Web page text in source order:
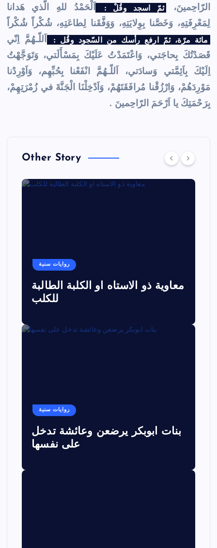
الرّاحِمينَ، ثمّ اسجد وقُلْ :
اَلْحَمْدُ للهِِ الَّذي هَدانا
لِمَعْرِفَتِهِ، وَخَصَّنا بِوِلايَتِهِ، وَوَفَّقَنا لِطاعَتِهِ، شُكْراً شُكْراً
مائة مرّة، ثمّ ارفع رأسك من السّجود وقُل :
اَللّـهُمَّ اِنّي
قَصَدْتُكَ بِحاجَتي، وَاعْتَمَدْتُ عَلَيْكَ بِمَسْأَلَتي، وَتَوَجَّهْتُ
اِلَيْكَ بِاَئِمَّتي وَسادَتي، اَللّـهُمَّ انْفَعْنا بِحُبِّهِم، وَاَوْرِدْنا
مَوْرِدَهُمْ، وَارْزُقْنا مُرافَقَتَهُمْ، وَاَدْخِلْنَا الْجَنَّةَ في زُمْرَتِهِمْ،
بِرَحْمَتِكَ يا اَرْحَمَ الرّاحِمينَ .
Other Story
روايات سنية
معاوية ذو الاستاه او الكلبة الطالبة
للكلب
روايات سنية
بنات ابوبكر يرضعن وعائشة تدخل
على نفسها